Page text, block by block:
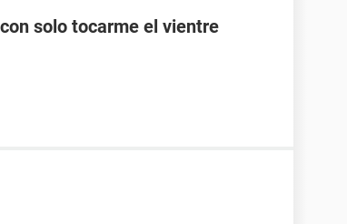
solo tocarme el vientre